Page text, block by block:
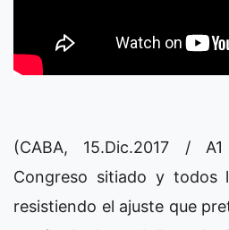
(CABA, 15.Dic.2017 /
Congreso sitiado y todos
resistiendo el ajuste que